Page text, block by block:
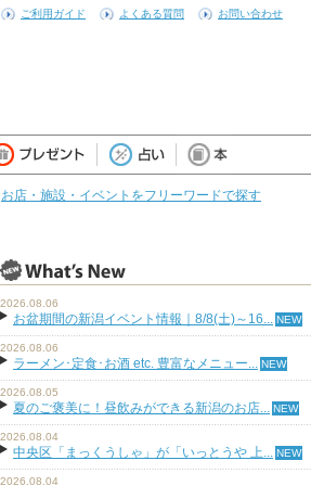
ご利用ガイド よくある質問 お問い合わせ
お店・施設・イベントをフリーワードで探す
2026.08.06
お盆期間の新潟イベント情報｜8/8(土)～16...
2026.08.06
ラーメン･定食･お酒 etc. 豊富なメニュー...
2026.08.05
夏のご褒美に！昼飲みができる新潟のお店...
2026.08.04
中央区「まっくうしゃ」が「いっとうや 上...
2026.08.04